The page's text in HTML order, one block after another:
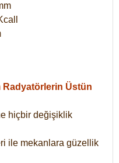
Üstün
hiçbir değişiklik
ile mekanlara güzellik